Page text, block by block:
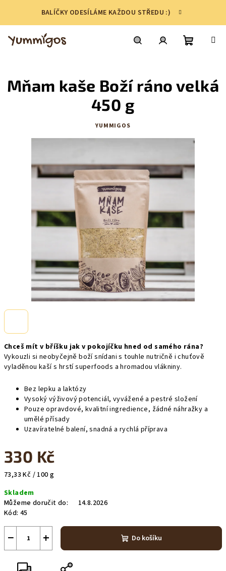
obsah
BALÍČKY ODESÍLÁME KAŽDOU STŘEDU :)
košík
Chceš mít v bříšku jak v pokojíčku hned od samého rána?
Vykouzli si neobyčejně boží snídani s touhle nutričně i chuťově
vyladěnou kaší s hrstí superfoods a hromadou vlákniny.
Bez lepku a laktózy
Vysoký výživový potenciál, vyvážené a pestré složení
Pouze opravdové, kvalitní ingredience, žádné náhražky a
umělé přísady
Uzavíratelné balení, snadná a rychlá příprava
330 Kč
Měrná
73,33 Kč / 100 g
Skladem
Můžeme doručit do:
14.8.2026
Kód: 45
+
− Do košíku
Mňam kaše Boží ráno velká
450 g
YUMMIGOS